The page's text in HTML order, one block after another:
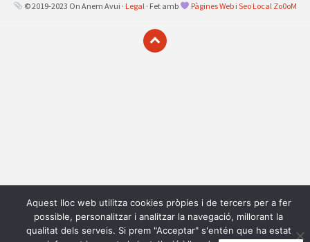
© 2019-2023 On Anem Avui · Legal · Fet amb Pàgines Web i Seo Local Zo0oM
Aquest lloc web utilitza cookies pròpies i de tercers per a fer
possible, personalitzar i analitzar la navegació, millorant la
qualitat dels serveis. Si prem "Acceptar" s'entén que ha estat